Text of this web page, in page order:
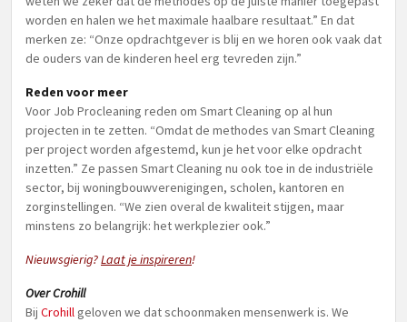
worden en halen we het maximale haalbare resultaat.” En dat
merken ze: “Onze opdrachtgever is blij en we horen ook vaak dat
de ouders van de kinderen heel erg tevreden zijn.”
Reden voor meer
Voor Job Procleaning reden om Smart Cleaning op al hun
projecten in te zetten. “Omdat de methodes van Smart Cleaning
per project worden afgestemd, kun je het voor elke opdracht
inzetten.” Ze passen Smart Cleaning nu ook toe in de industriële
sector, bij woningbouwverenigingen, scholen, kantoren en
zorginstellingen. “We zien overal de kwaliteit stijgen, maar
minstens zo belangrijk: het werkplezier ook.”
Nieuwsgierig?Laat je inspireren!
Over Crohill
Bij Crohill geloven we dat schoonmaken mensenwerk is. We